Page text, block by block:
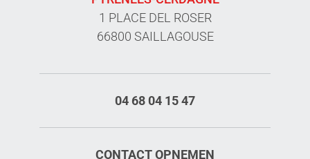
1 PLACE DEL ROSER
66800 SAILLAGOUSE
04 68 04 15 47
CONTACT OPNEMEN